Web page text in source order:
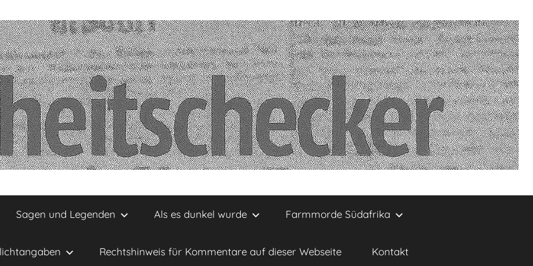
Sagen und Legenden Als es dunkel wurde Farmmorde Südafrika
Rechtshinweis für Kommentare auf dieser Webseite Kontakt